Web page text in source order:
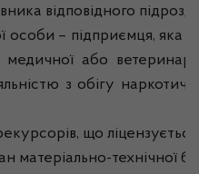
відповідного
особи – підприємця, яка
або
з обігу
що
технічної